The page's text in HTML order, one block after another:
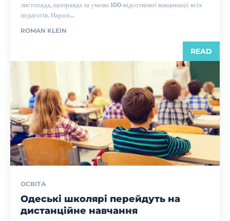
листопада, щоправда за умови 100-відсоткової вакцинації всіх
педагогів. Наразі...
ROMAN KLEIN
READ
ОСВІТА
Одеські школярі перейдуть на
дистанційне навчання